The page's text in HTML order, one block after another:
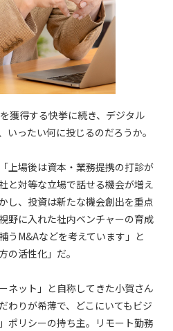
獲得する快挙に続き、デジタル
いったい何に投じるのだろうか。
上場後は資本・業務提携の打診が
と対等な立場で話せる機会が増え
し、投資は新たな機会創出を重点
野に入れた社内ベンチャーの育成
うM&Aなどを考えています」と
の活性化」だ。
ネット」と自称してきた小賀さん
わりが希薄で、どこにいてもビジ
ポリシーの持ち主。リモート勤務